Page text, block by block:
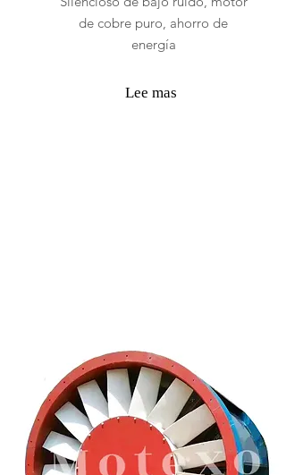
de cobre puro, ahorro de
energía
Lee mas